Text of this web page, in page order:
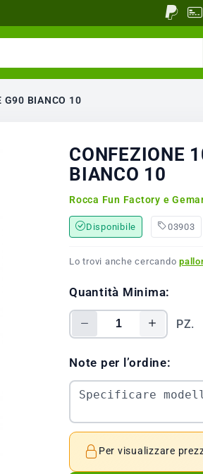
G90 BIANCO 10
CONFEZIONE
BIANCO 10
Rocca Fun Factory e
Disponibile 03903
Lo trovi anche cercando
Quantità Minima:
PZ.
Note per l’ordine:
Per visualizzare